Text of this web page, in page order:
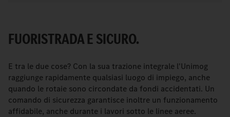
FUORISTRADA E SICURO.
E tra le due cose? Con la sua trazione integrale l'Unimog
raggiunge rapidamente qualsiasi luogo di impiego, anche
quando le rotaie sono circondate da fondi accidentati. Un
comando di sicurezza garantisce inoltre un funzionamento
affidabile, anche durante i lavori sotto le linee aeree.